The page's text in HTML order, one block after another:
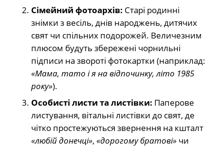
Сімейний фотоархів: Старі родинні
знімки з весіль, днів народжень, дитячих
свят чи спільних подорожей. Величезним
плюсом будуть збережені чорнильні
підписи на звороті фотокартки (наприклад:
«Мама, тато і я на відпочинку, літо 1985
року»).
Особисті листи та листівки: Паперове
листування, вітальні листівки до свят, де
чітко простежуються звернення на кшталт
«любій донечці», «дорогому братові» чи